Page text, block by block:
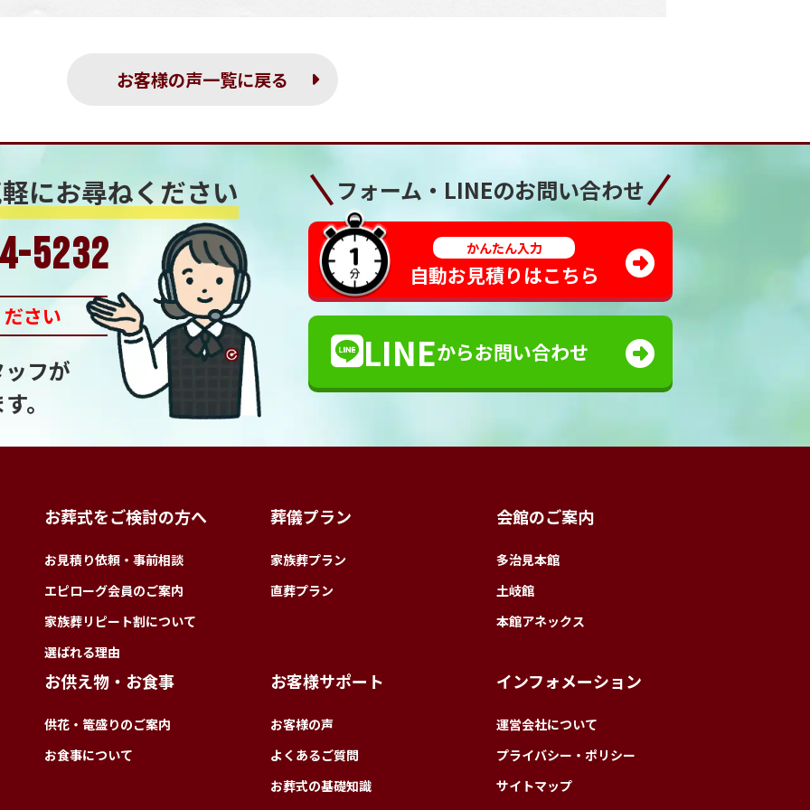
お客様の声一覧に戻る
にお尋ねください
5232
さい
フが
。
フォーム・LINEのお問い合わせ
かんたん入力
自動お見積りはこちら
LINEからお問い合わせ
お葬式をご検討の方へ
お見積り依頼・事前相談
エピローグ会員のご案内
家族葬リピート割について
選ばれる理由
葬儀プラン
家族葬プラン
直葬プラン
会館のご案内
多治見本館
土岐館
本館アネックス
お供え物・お食事
供花・篭盛りのご案内
お食事について
お客様サポート
お客様の声
よくあるご質問
お葬式の基礎知識
インフォメーション
運営会社について
プライバシー・ポリシー
サイトマップ